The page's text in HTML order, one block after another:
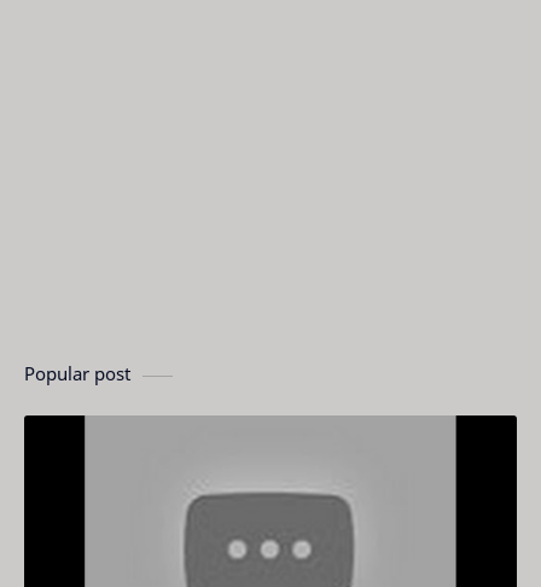
Popular post